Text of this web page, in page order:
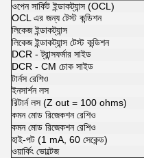
ওপেন সার্কিট ইন্ডাকট্যান্স (OCL)
OCL এর জন্য টেস্ট কন্ডিশন
লিকেজ ইন্ডাকট্যান্স
লিকেজ ইন্ডাকট্যান্স টেস্ট কন্ডিশন
DCR - ট্রান্সফর্মার সাইড
DCR - CM চোক সাইড
টার্নস রেশিও
ইনসার্শন লস
রিটার্ন লস (Z out = 100 ohms)
কমন মোড রিজেকশন রেশিও
কমন মোড রিজেকশন রেশিও
হাই-পট (1 mA, 60 সেকেন্ড)
ওয়ার্কিং ভোল্টেজ